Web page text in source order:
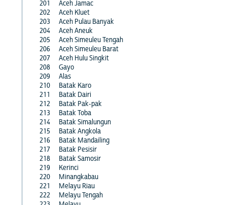
201
Aceh Jamac
202
Aceh Kluet
203
Aceh Pulau Banyak
204
Aceh Aneuk
205
Aceh Simeuleu Tengah
206
Aceh Simeuleu Barat
207
Aceh Hulu Singkit
208
Gayo
209
Alas
210
Batak Karo
211
Batak Dairi
212
Batak Pak-pak
213
Batak Toba
214
Batak Simalungun
215
Batak Angkola
216
Batak Mandailing
217
Batak Pesisir
218
Batak Samosir
219
Kerinci
220
Minangkabau
221
Melayu Riau
222
Melayu Tengah